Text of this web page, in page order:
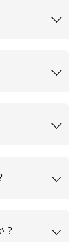
？